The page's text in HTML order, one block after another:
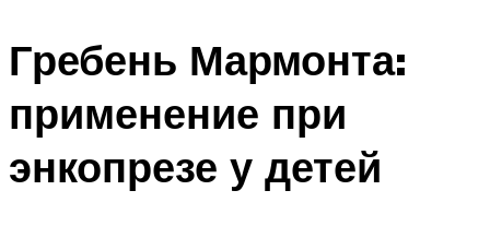
Гребень Мармонта:
применение при
энкопрезе у детей